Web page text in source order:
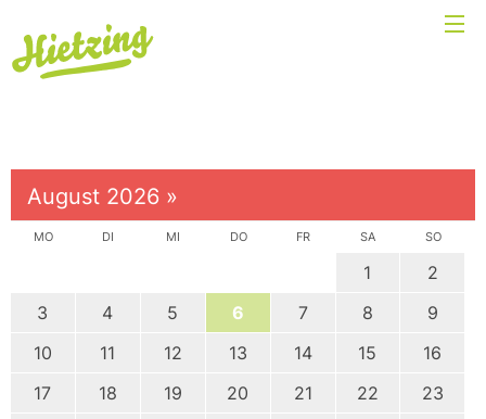
August 2026 »
MO DI MI DO FR SA SO
1
2
3
4 5 6 7 8
9
10
11 12 13 14 15
16
17
18 19 20 21 22
23